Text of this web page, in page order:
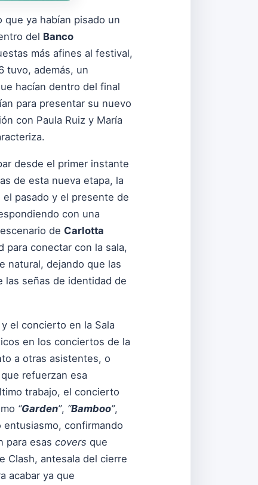
que ya habían pisado un
del Banco
más afines al festival,
tuvo, además, un
hacían dentro del final
para presentar su nuevo
con Paula Ruiz y María
desde el primer instante
de esta nueva etapa, la
pasado y el presente de
con una
de Carlotta
para conectar con la sala,
natural, dejando que las
las señas de identidad de
el concierto en la Sala
en los conciertos de la
a otras asistentes, o
refuerzan esa
trabajo, el concierto
“Garden”, “Bamboo”,
confirmando
para esas covers que
Clash, antesala del cierre
acabar ya que